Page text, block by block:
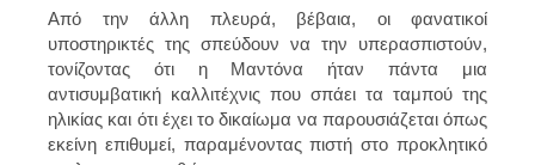
Από την άλλη πλευρά, βέβαια, οι φανατικοί
υποστηρικτές της σπεύδουν να την υπερασπιστούν,
τονίζοντας ότι η Μαντόνα ήταν πάντα μια
αντισυμβατική καλλιτέχνις που σπάει τα ταμπού της
ηλικίας και ότι έχει το δικαίωμα να παρουσιάζεται όπως
εκείνη επιθυμεί, παραμένοντας πιστή στο προκλητικό